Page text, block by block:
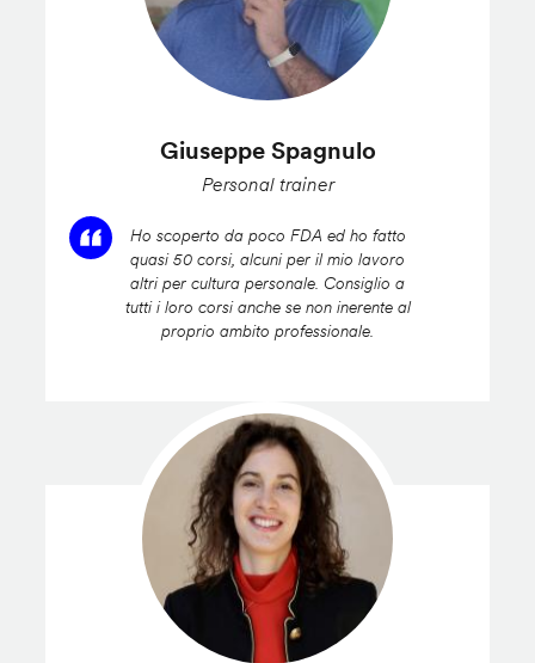
Giuseppe Spagnulo
Personal trainer
Ho scoperto da poco FDA ed ho fatto
quasi 50 corsi, alcuni per il mio lavoro
altri per cultura personale. Consiglio a
tutti i loro corsi anche se non inerente al
proprio ambito professionale.